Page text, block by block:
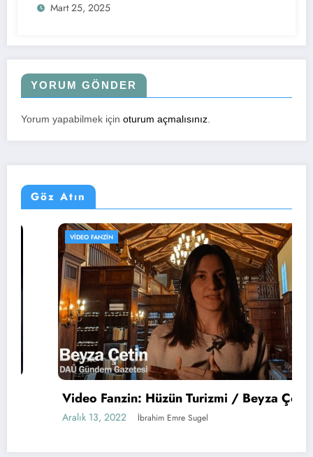
Mart 25, 2025
YORUM GÖNDER
Yorum yapabilmek için oturum açmalısınız.
Göz Atın
VIDEO FANZIN
Video Fanzin: Hüzün Turizmi / Beyza Çetin
Aralık 13, 2022 İbrahim Emre Sugel